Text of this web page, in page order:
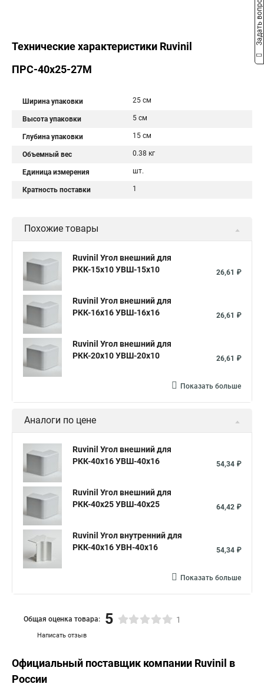
Технические характеристики Ruvinil
ПРС-40х25-27М
Ширина упаковки 25 см
Высота упаковки 5 см
Глубина упаковки 15 см
Объемный вес 0.38 кг
Единица измерения шт.
Кратность поставки 1
Похожие товары
Ruvinil Угол внешний для
РКК-15х10 УВШ-15х10
26,61 ₽
Ruvinil Угол внешний для
РКК-16х16 УВШ-16х16
26,61 ₽
Ruvinil Угол внешний для
РКК-20х10 УВШ-20х10
26,61 ₽
Показать больше
Аналоги по цене
Ruvinil Угол внешний для
РКК-40х16 УВШ-40х16
54,34 ₽
Ruvinil Угол внешний для
РКК-40х25 УВШ-40х25
64,42 ₽
Ruvinil Угол внутренний для
РКК-40х16 УВН-40х16
54,34 ₽
Показать больше
Написать отзыв
Общая оценка товара: 5 1
Официальный поставщик компании Ruvinil в
России
Задать вопрос